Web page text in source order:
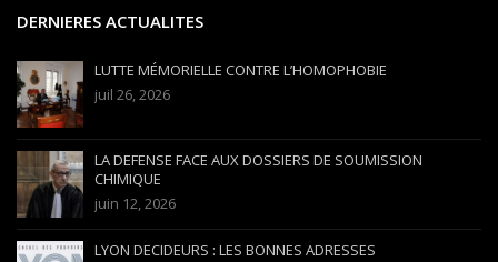
DERNIERES ACTUALITES
LUTTE MÉMORIELLE CONTRE L’HOMOPHOBIE
juil 26, 2026
LA DEFENSE FACE AUX DOSSIERS DE SOUMISSION
CHIMIQUE
juin 12, 2026
LYON DECIDEURS : LES BONNES ADRESSES